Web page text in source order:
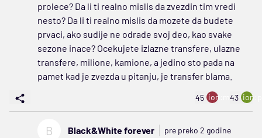
prolece? Da li ti realno mislis da zvezdin tim vredi
nesto? Da li ti realno mislis da mozete da budete
prvaci, ako sudije ne odrade svoj deo, kao svake
sezone inace? Ocekujete izlazne transfere, ulazne
transfere, milione, kamione, a jedino sto pada na
pamet kad je zvezda u pitanju, je transfer blama.
45 ion:minus
43
B Black&White forever pre preko 2 godine